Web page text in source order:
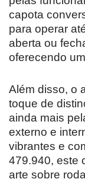
capota
para operar
aberta ou
oferecendo
Além disso, o
toque de
ainda mais
externo e
vibrantes e
479.940, este
arte sobre